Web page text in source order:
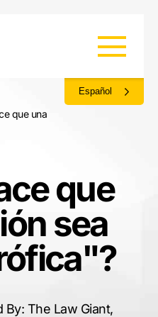
Español
que una
que
sea
By: The Law Giant,